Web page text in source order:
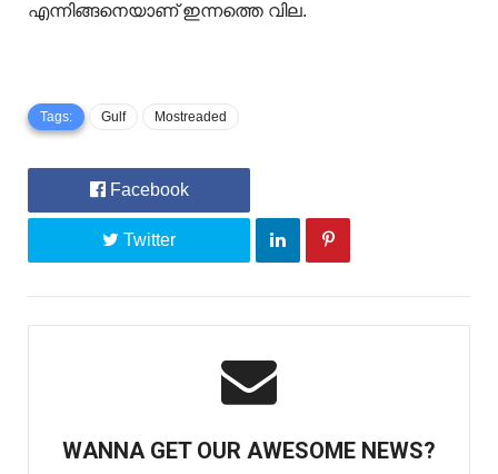
എന്നിങ്ങനെയാണ് ഇന്നത്തെ വില.
Tags: Gulf Mostreaded
Facebook
Twitter
WANNA GET OUR AWESOME NEWS?